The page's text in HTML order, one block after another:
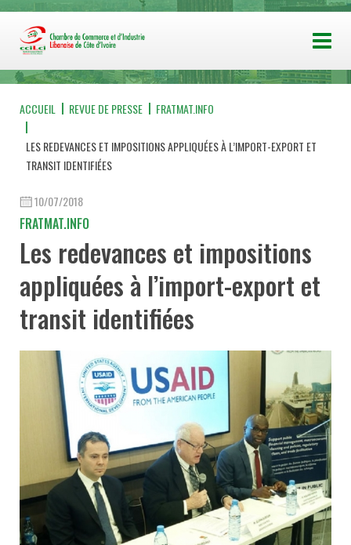
ACCUEIL REVUE DE PRESSE FRATMAT.INFO
LES REDEVANCES ET IMPOSITIONS APPLIQUÉES À L’IMPORT-EXPORT ET
TRANSIT IDENTIFIÉES
10/07/2018
FRATMAT.INFO
Les redevances et impositions
appliquées à l’import-export et
transit identifiées